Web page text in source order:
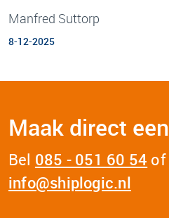
Manfred Suttorp
8-12-2025
Maak direct
Bel 085 - 051 60 54 of
info@shiplogic.nl